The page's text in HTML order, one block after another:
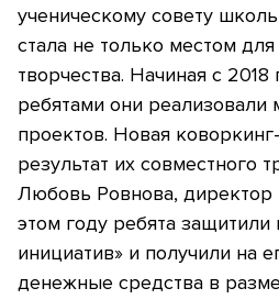
ученическому совету
стала не только местом
творчества. Начиная с 2018
ребятами они реализовали
проектов. Новая
результат их совместного
Любовь Ровнова,
этом году ребята защитили
инициатив» и получили на
денежные средства в